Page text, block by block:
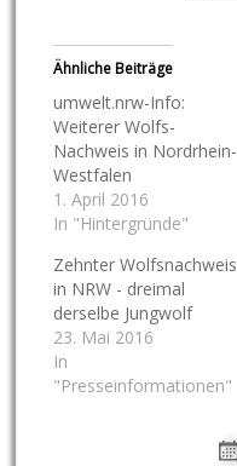
Ähnliche Beiträge
umwelt.nrw-Info:
Weiterer Wolfs-
Nachweis in Nordrhein-
Westfalen
1. April 2016
In "Hintergründe"
Zehnter Wolfsnachweis
in NRW - dreimal
derselbe Jungwolf
23. Mai 2016
In
"Presseinformationen"